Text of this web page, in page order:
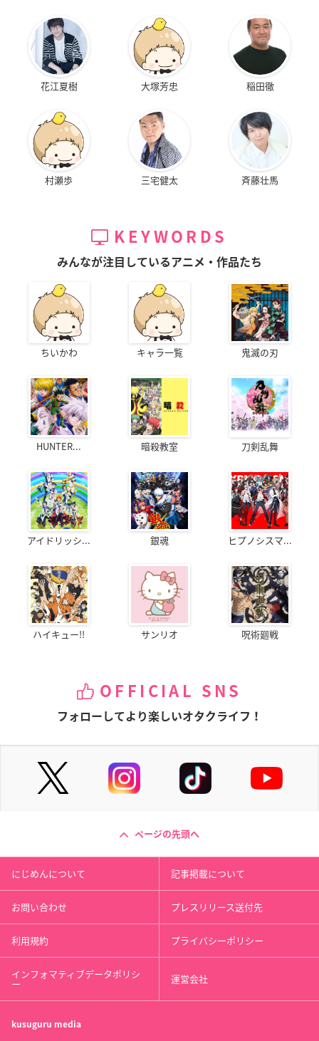
花江夏樹 大塚芳忠 稲田徹
村瀬歩 三宅健太 斉藤壮馬
KEYWORDS
みんなが注目しているアニメ・作品たち
ちいかわ キャラ一覧 鬼滅の刃
HUNTER... 暗殺教室 刀剣乱舞
アイドリッシ... 銀魂 ヒプノシスマ...
ハイキュー!! サンリオ 呪術廻戦
OFFICIAL SNS
フォローしてより楽しいオタクライフ！
ページの先頭へ
にじめんについて 記事掲載について
お問い合わせ プレスリリース送付先
利用規約 プライバシーポリシー
インフォマティブデータポリシ
ー 運営会社
kusuguru media